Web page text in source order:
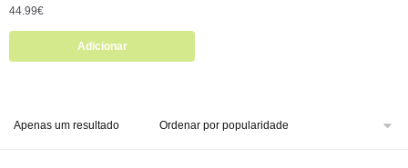
44.99€
Adicionar
Apenas um resultado